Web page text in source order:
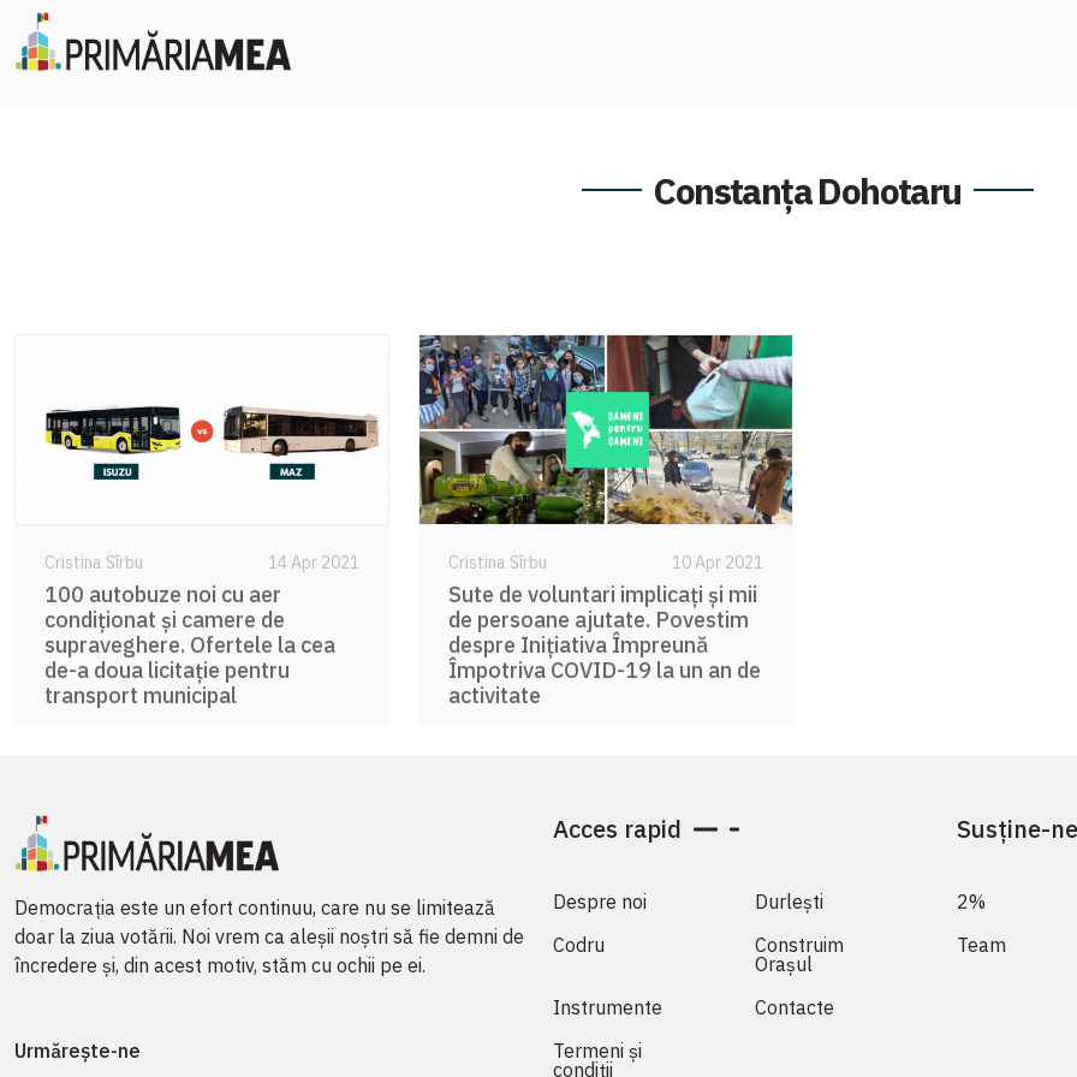
Constanța Dohotaru
Cristina Sîrbu 14 Apr 2021
100 autobuze noi cu aer
condiționat și camere de
supraveghere. Ofertele la cea
de-a doua licitație pentru
transport municipal
Cristina Sîrbu 10 Apr 2021
Sute de voluntari implicați și mii
de persoane ajutate. Povestim
despre Inițiativa Împreună
Împotriva COVID-19 la un an de
activitate
Democrația este un efort continuu, care nu se limitează
doar la ziua votării. Noi vrem ca aleșii noștri să fie demni de
încredere și, din acest motiv, stăm cu ochii pe ei.
Urmărește-ne
Acces rapid
Despre noi
Durlești
Codru
Construim
Orașul
Instrumente
Contacte
Termeni și
condiții
Susține-ne
2%
Team